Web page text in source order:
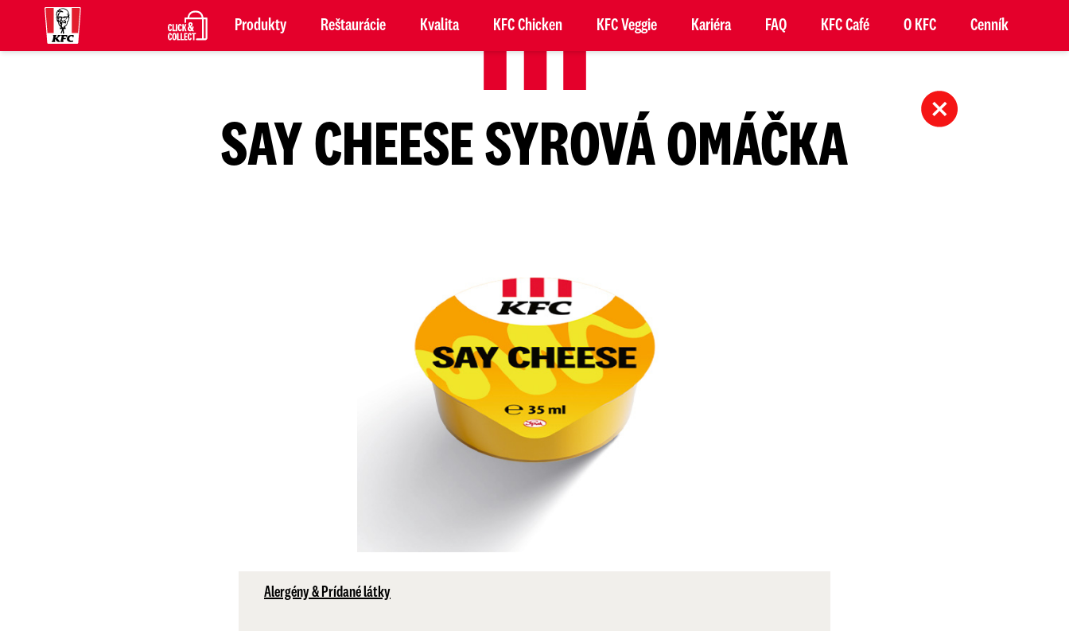
Produkty Reštaurácie Kvalita KFC Chicken KFC Veggie Kariéra FAQ KFC Café O KFC Cenník
SAY CHEESE SYROVÁ OMÁČKA
Alergény & Prídané látky